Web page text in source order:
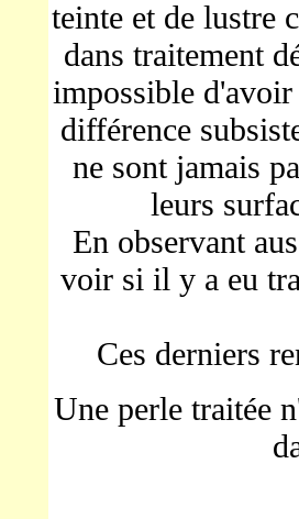
teinte et de lustre
dans traitement
impossible
différence
ne sont jamais
leurs
En observant
voir si il y a eu
Ces derniers
Une perle traitée